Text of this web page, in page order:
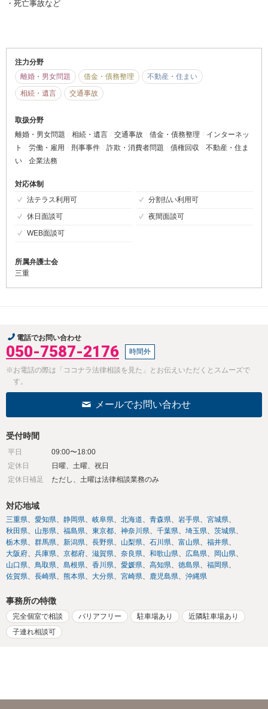
・死亡事故など
注力分野
離婚・男女問題
借金・債務整理
不動産・住まい
相続・遺言
交通事故
取扱分野
離婚・男女問題
相続・遺言 交通事故 借金・債務整理
インターネッ
ト
労働・雇用 刑事事件 詐欺・消費者問題 債権回収
不動産・住ま
い
企業法務
対応体制
法テラス利用可
分割払い利用可
休日面談可
夜間面談可
WEB面談可
所属弁護士会
三重
電話でお問い合わせ
050-7587-2176 時間外
※お電話の際は「ココナラ法律相談を見た」とお伝えいただくとスムーズで
す。
メールでお問い合わせ
受付時間
平日
09:00〜18:00
定休日
日曜、土曜、祝日
定休日補足
ただし、土曜は法律相談業務のみ
対応地域
三重県 愛知県 静岡県 岐阜県 北海道 青森県 岩手県
宮城県
秋田県
山形県 福島県 東京都 神奈川県 千葉県 埼玉県
茨城県
栃木県
群馬県 新潟県 長野県 山梨県 石川県 富山県
福井県
大阪府
兵庫県 京都府 滋賀県 奈良県 和歌山県 広島県
岡山県
山口県
鳥取県 島根県 香川県 愛媛県 高知県 徳島県
福岡県
佐賀県
長崎県 熊本県 大分県 宮崎県 鹿児島県 沖縄県
事務所の特徴
完全個室で相談 バリアフリー 駐車場あり
近隣駐車場あり
子連れ相談可